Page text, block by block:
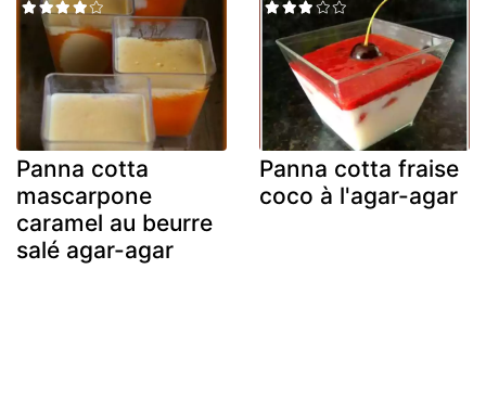
Panna cotta
mascarpone
caramel au beurre
salé agar-agar
Panna cotta fraise
coco à l'agar-agar